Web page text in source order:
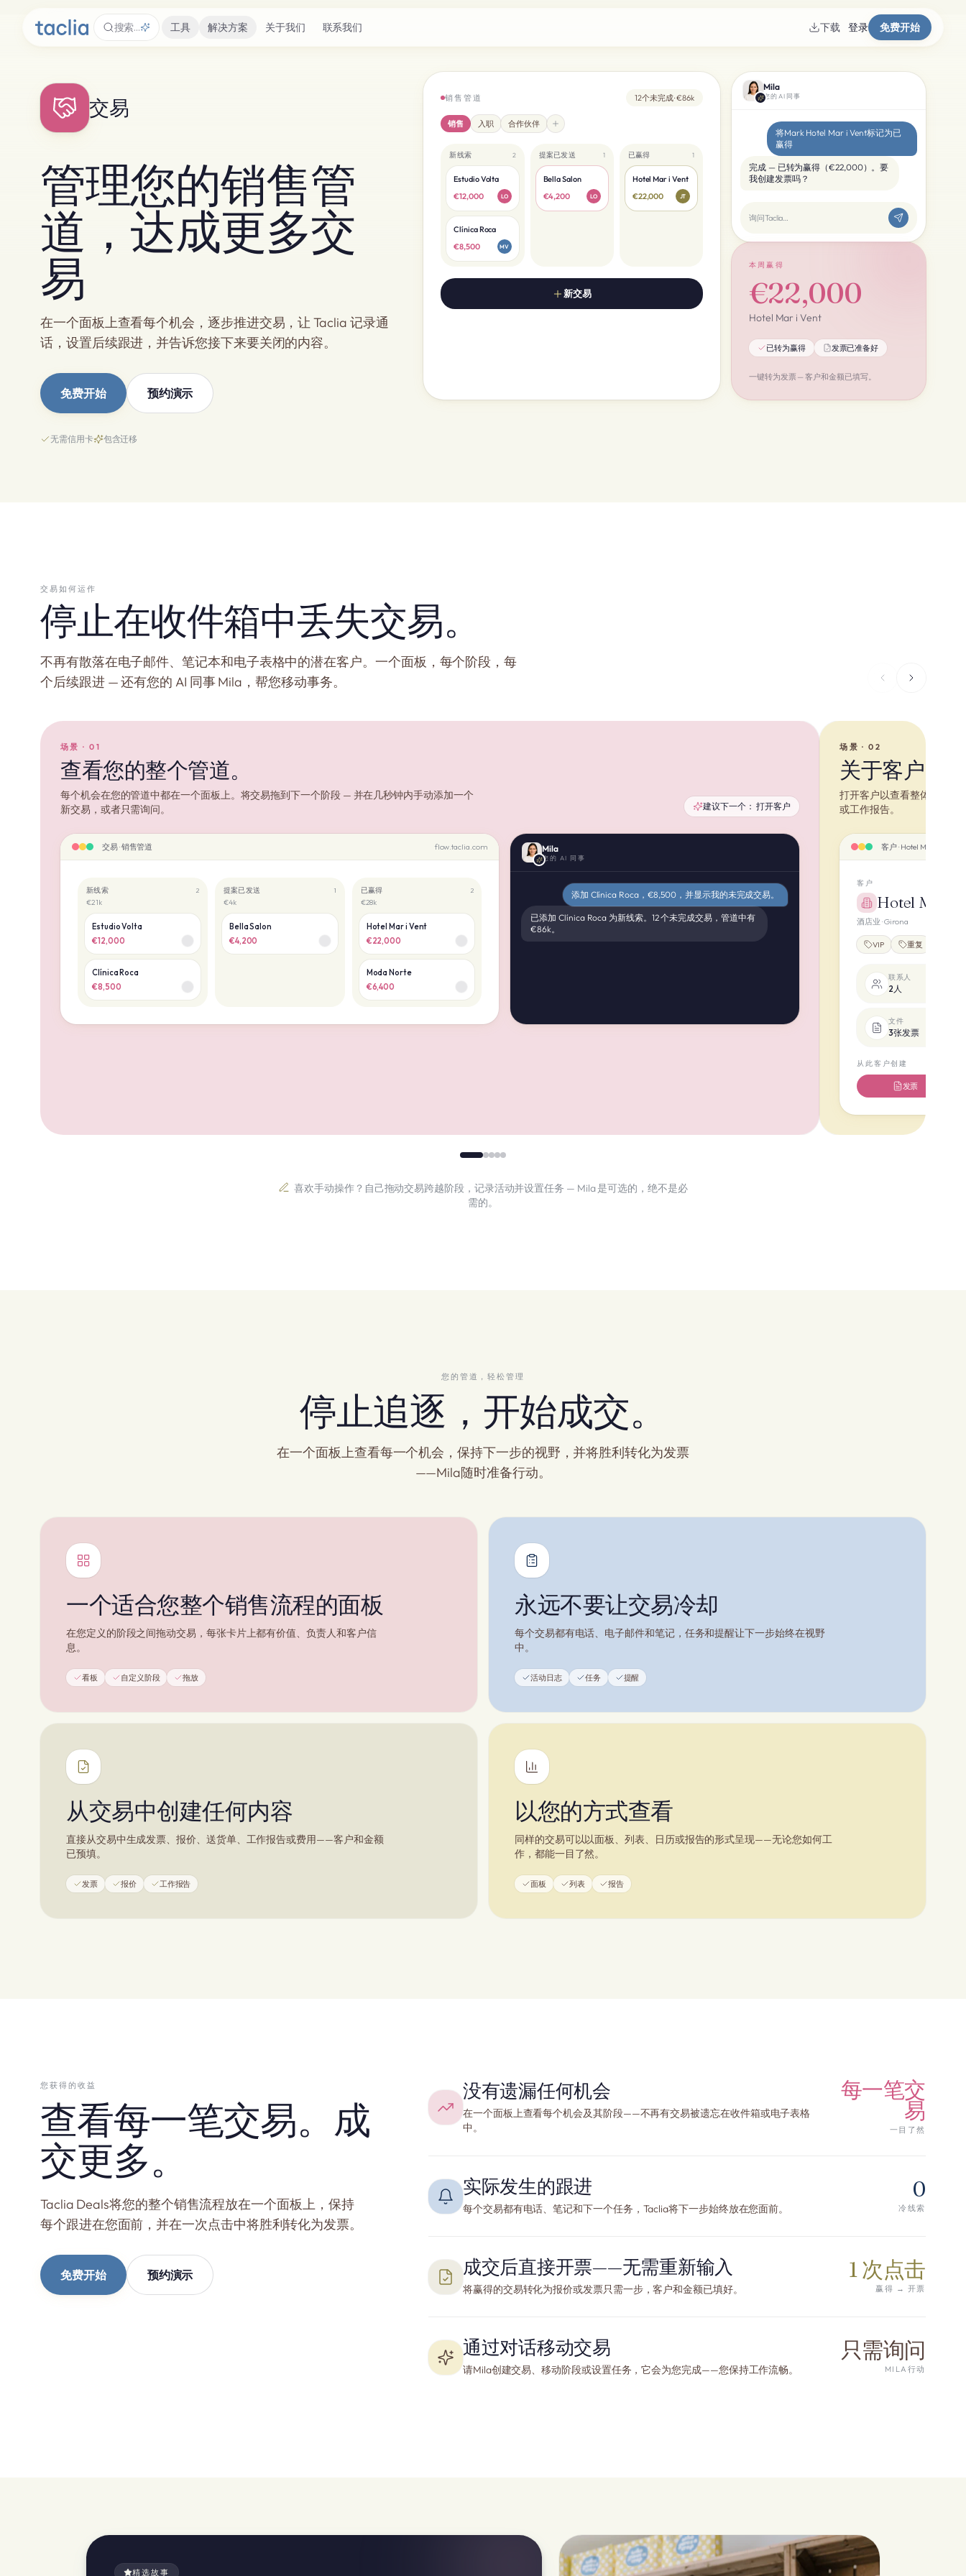
搜索… 工具 解决方案 关于我们 联系我们 下载 登录 免费开始
交易
管理您的销售管
道，达成更多交
易
在一个面板上查看每个机会，逐步推进交易，让 Taclia 记录通
话，设置后续跟进，并告诉您接下来要关闭的内容。
免费开始 预约演示
无需信用卡 包含迁移
销售管道 12个未完成 · €86k
销售 入职 合作伙伴
新线索 2
Estudio Volta
€12,000
LO
Clínica Roca
€8,500
MV
提案已发送 1
Bella Salon
€4,200
LO
已赢得 1
Hotel Mar i Vent
€22,000
JT
新交易
Mila
您的AI同事
将Mark Hotel Mar i Vent标记为已
赢得
完成 — 已转为赢得（€22,000）。要
我创建发票吗？
询问Taclia…
本周赢得
€22,000
Hotel Mar i Vent
已转为赢得 发票已准备好
一键转为发票 — 客户和金额已填写。
交易如何运作
停止在收件箱中丢失交易。
不再有散落在电子邮件、笔记本和电子表格中的潜在客户。一个面板，每个阶段，每
个后续跟进 — 还有您的 AI 同事 Mila，帮您移动事务。
场景 · 01
查看您的整个管道。
每个机会在您的管道中都在一个面板上。将交易拖到下一个阶段 — 并在几秒钟内手动添加一个
新交易，或者只需询问。
建议下一个： 打开客户
交易 · 销售管道 flow.taclia.com
新线索 2
€21k
Estudio Volta
€12,000
Clínica Roca
€8,500
提案已发送 1
€4k
Bella Salon
€4,200
已赢得 2
€28k
Hotel Mar i Vent
€22,000
Moda Norte
€6,400
Mila
您的 AI 同事
添加 Clínica Roca，€8,500，并显示我的未完成交易。
已添加 Clínica Roca 为新线索。12 个未完成交易，管道中有
€86k。
场景 · 02
关于客户的
打开客户以查看整体情况 —
或工作报告。
客户 · Hotel Mar i Vent
客户
Hotel Mar i
酒店业 · Girona
VIP 重复
联系人
2人
文件
3张发票
从此客户创建
发票
喜欢手动操作？自己拖动交易跨越阶段，记录活动并设置任务 — Mila 是可选的，绝不是必
需的。
您的管道，轻松管理
停止追逐，开始成交。
在一个面板上查看每一个机会，保持下一步的视野，并将胜利转化为发票
——Mila随时准备行动。
一个适合您整个销售流程的面板
在您定义的阶段之间拖动交易，每张卡片上都有价值、负责人和客户信
息。
看板 自定义阶段 拖放
永远不要让交易冷却
每个交易都有电话、电子邮件和笔记，任务和提醒让下一步始终在视野
中。
活动日志 任务 提醒
从交易中创建任何内容
直接从交易中生成发票、报价、送货单、工作报告或费用——客户和金额
已预填。
发票 报价 工作报告
以您的方式查看
同样的交易可以以面板、列表、日历或报告的形式呈现——无论您如何工
作，都能一目了然。
面板 列表 报告
您获得的收益
查看每一笔交易。成
交更多。
Taclia Deals将您的整个销售流程放在一个面板上，保持
每个跟进在您面前，并在一次点击中将胜利转化为发票。
免费开始 预约演示
没有遗漏任何机会
在一个面板上查看每个机会及其阶段——不再有交易被遗忘在收件箱或电子表格
中。
每一笔交
易
一目了然
实际发生的跟进
每个交易都有电话、笔记和下一个任务，Taclia将下一步始终放在您面前。
0
冷线索
成交后直接开票——无需重新输入
将赢得的交易转化为报价或发票只需一步，客户和金额已填好。
1 次点击
赢得 → 开票
通过对话移动交易
请Mila创建交易、移动阶段或设置任务，它会为您完成——您保持工作流畅。
只需询问
MILA行动
精选故事